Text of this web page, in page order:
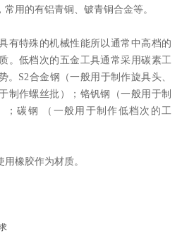
用的有铝青铜、铍青铜合金等。
有特殊的机械性能所以通常中高档的
。低档次的五金工具通常采用碳素工
。S2合金钢（一般用于制作旋具头、
制作螺丝批）；铬钒钢（一般用于制
；碳钢 （一般用于制作低档次的工
橡胶作为材质。